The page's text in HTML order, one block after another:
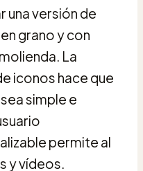
una versión de
grano y con
La
iconos hace que
simple e
permite al
y vídeos.